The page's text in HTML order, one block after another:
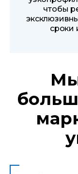
чтобы
сроки